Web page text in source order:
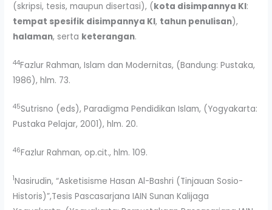
(skripsi, tesis, maupun disertasi), (kota disimpannya KI:
tempat spesifik disimpannya KI, tahun penulisan),
halaman, serta keterangan.
44Fazlur Rahman, Islam dan Modernitas, (Bandung: Pustaka,
1986), hlm. 73.
45Sutrisno (eds), Paradigma Pendidikan Islam, (Yogyakarta:
Pustaka Pelajar, 2001), hlm. 20.
46Fazlur Rahman, op.cit., hlm. 109.
1Nasirudin, “Asketisisme Hasan Al-Bashri (Tinjauan Sosio-
Historis)”,Tesis Pascasarjana IAIN Sunan Kalijaga